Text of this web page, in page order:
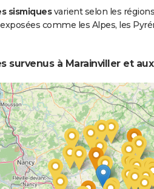
sismiquesvarient selon les
comme les Alpes, les
survenus à Marainviller et